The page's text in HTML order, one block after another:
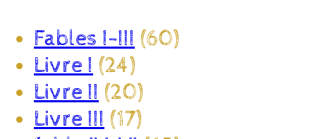
Fables I-III (60)
Livre I (24)
Livre II (20)
Livre III (17)